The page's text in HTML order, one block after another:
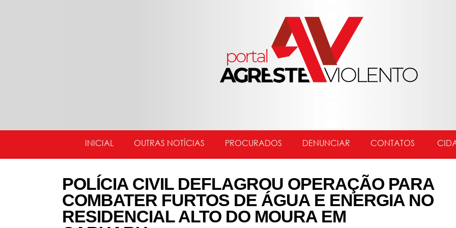
INICIAL OUTRAS NOTÍCIAS PROCURADOS DENUNCIAR CONTATOS
POLÍCIA CIVIL DEFLAGROU OPERAÇÃO PARA
COMBATER FURTOS DE ÁGUA E ENERGIA NO
RESIDENCIAL ALTO DO MOURA EM